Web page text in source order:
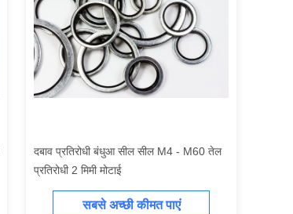
दबाव प्रतिरोधी बंधुआ सील सील M4 - M60 तेल
प्रतिरोधी 2 मिमी मोटाई
सबसे अच्छी कीमत पाएं